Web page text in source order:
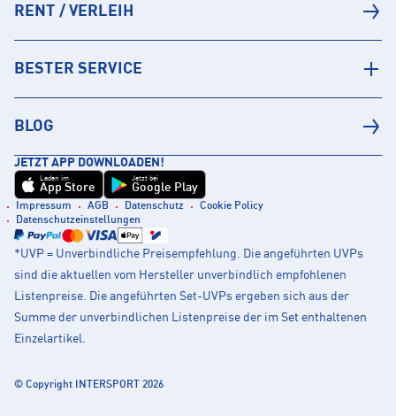
RENT / VERLEIH
BESTER SERVICE
BLOG
JETZT APP DOWNLOADEN!
Laden im
App Store
Jetzt bei
Google Play
Impressum AGB Datenschutz
Cookie Policy
Datenschutzeinstellungen
*UVP = Unverbindliche Preisempfehlung. Die angeführten UVPs
sind die aktuellen vom Hersteller unverbindlich empfohlenen
Listenpreise. Die angeführten Set-UVPs ergeben sich aus der
Summe der unverbindlichen Listenpreise der im Set enthaltenen
Einzelartikel.
© Copyright INTERSPORT 2026